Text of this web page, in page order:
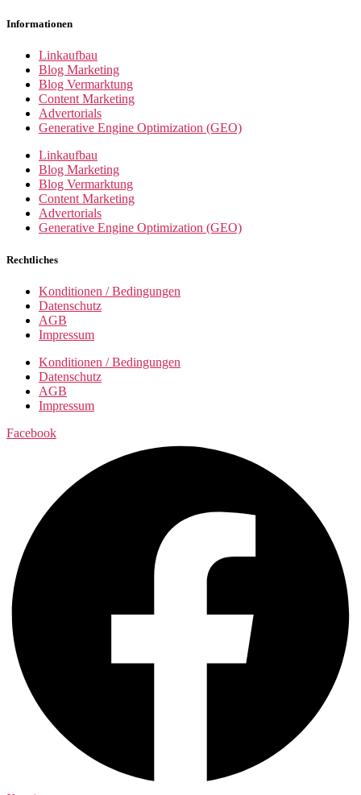
Informationen
Linkaufbau
Blog Marketing
Blog Vermarktung
Content Marketing
Advertorials
Generative Engine Optimization (GEO)
Linkaufbau
Blog Marketing
Blog Vermarktung
Content Marketing
Advertorials
Generative Engine Optimization (GEO)
Rechtliches
Konditionen / Bedingungen
Datenschutz
AGB
Impressum
Konditionen / Bedingungen
Datenschutz
AGB
Impressum
Facebook